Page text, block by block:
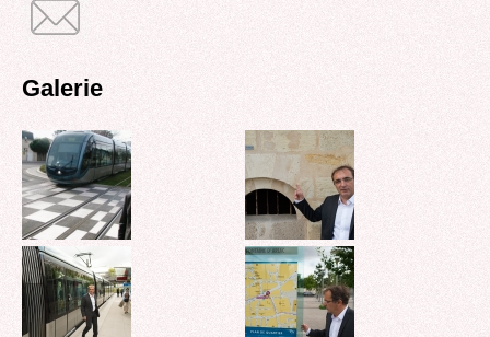
Galerie